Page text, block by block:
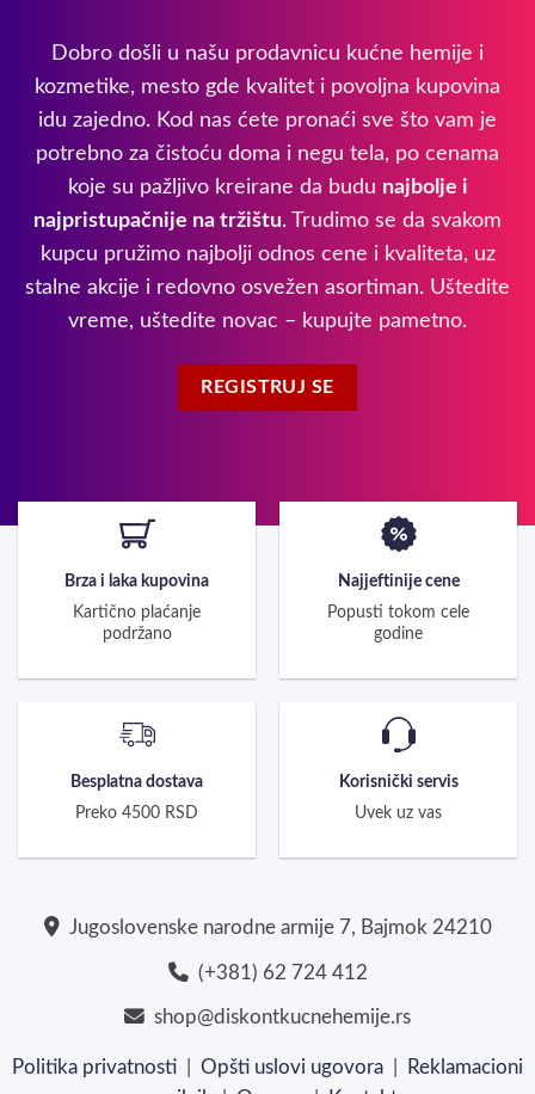
Dobro došli u našu prodavnicu kućne hemije i
kozmetike, mesto gde kvalitet i povoljna kupovina
idu zajedno. Kod nas ćete pronaći sve što vam je
potrebno za čistoću doma i negu tela, po cenama
koje su pažljivo kreirane da budu najbolje i
najpristupačnije na tržištu. Trudimo se da svakom
kupcu pružimo najbolji odnos cene i kvaliteta, uz
stalne akcije i redovno osvežen asortiman. Uštedite
vreme, uštedite novac – kupujte pametno.
REGISTRUJ SE
Brza i laka kupovina
Kartično plaćanje
podržano
Najjeftinije cene
Popusti tokom cele
godine
Besplatna dostava
Preko 4500 RSD
Korisnički servis
Uvek uz vas
Jugoslovenske narodne armije 7, Bajmok 24210
(+381) 62 724 412
shop@diskontkucnehemije.rs
Politika privatnosti Opšti uslovi ugovora
Reklamacioni